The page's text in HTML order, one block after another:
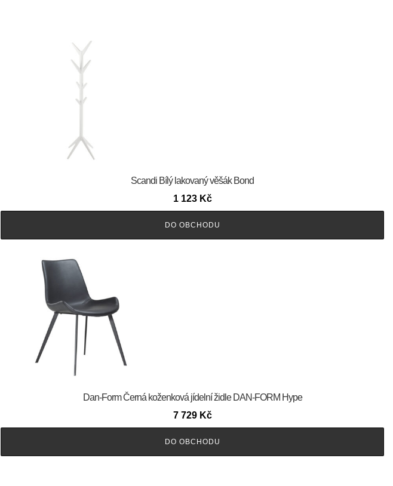
Scandi Bílý lakovaný věšák Bond
1 123 Kč
DO OBCHODU
​​​​​Dan-Form Černá koženková jídelní židle DAN-FORM Hype
7 729 Kč
DO OBCHODU